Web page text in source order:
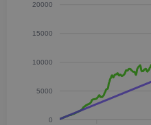
20000
15000
10000
5000
0